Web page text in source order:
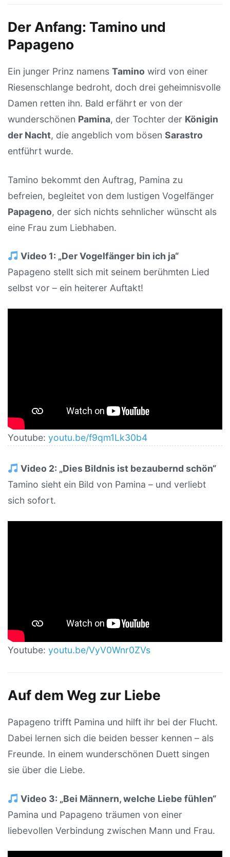
Der Anfang: Tamino und
Papageno
Ein junger Prinz namens Tamino wird von einer
Riesenschlange bedroht, doch drei geheimnisvolle
Damen retten ihn. Bald erfährt er von der
wunderschönen Pamina, der Tochter der Königin
der Nacht, die angeblich vom bösen Sarastro
entführt wurde.
Tamino bekommt den Auftrag, Pamina zu
befreien, begleitet von dem lustigen Vogelfänger
Papageno, der sich nichts sehnlicher wünscht als
eine Frau zum Liebhaben.
Video 1: „Der Vogelfänger bin ich ja“
Papageno stellt sich mit seinem berühmten Lied
selbst vor – ein heiterer Auftakt!
Youtube: youtu.be/f9qm1Lk30b4
Video 2: „Dies Bildnis ist bezaubernd schön“
Tamino sieht ein Bild von Pamina – und verliebt
sich sofort.
Youtube: youtu.be/VyV0Wnr0ZVs
Auf dem Weg zur Liebe
Papageno trifft Pamina und hilft ihr bei der Flucht.
Dabei lernen sich die beiden besser kennen – als
Freunde. In einem wunderschönen Duett singen
sie über die Liebe.
Video 3: „Bei Männern, welche Liebe fühlen“
Pamina und Papageno träumen von einer
liebevollen Verbindung zwischen Mann und Frau.